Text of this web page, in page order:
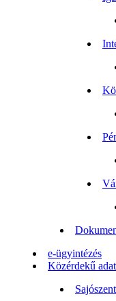
e-ügyintézés
Közérdekű